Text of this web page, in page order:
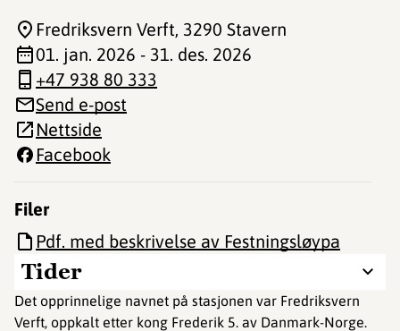
Tider
Det opprinnelige navnet på stasjonen var Fredriksvern
Verft, oppkalt etter kong Frederik 5. av Danmark-Norge.
Fredriksvern Verft, 3290 Stavern
01. jan. 2026 - 31. des. 2026
+47 938 80 333
Send e-post
Nettside
Facebook
Filer
Pdf. med beskrivelse av Festningsløypa